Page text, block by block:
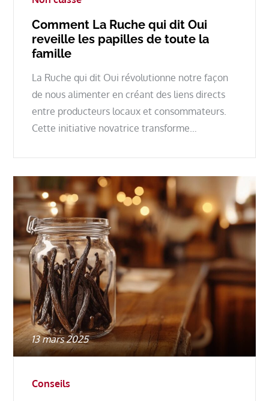
Comment La Ruche qui dit Oui
reveille les papilles de toute la
famille
La Ruche qui dit Oui révolutionne notre façon
de nous alimenter en créant des liens directs
entre producteurs locaux et consommateurs.
Cette initiative novatrice transforme…
Posted
on
13 mars 2025
Conseils